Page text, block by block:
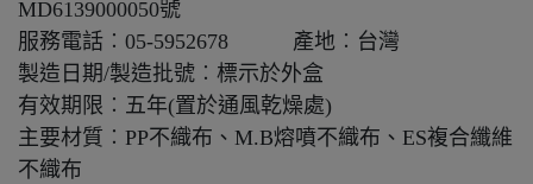
MD6139000050號
服務電話︰05-5952678 產地︰台灣
製造日期/製造批號︰標示於外盒
有效期限︰五年(置於通風乾燥處)
主要材質︰PP不織布、M.B熔噴不織布、ES複合纖維
不織布